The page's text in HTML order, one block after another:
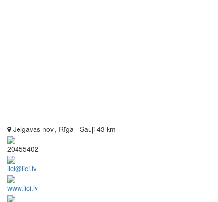
Jelgavas nov., Rīga - Šauļi 43 km
20455402
lici@lici.lv
www.lici.lv